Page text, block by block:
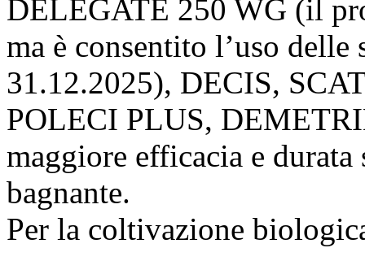
DELEGATE 250 WG (il
ma è consentito l’uso delle
31.12.2025), DECIS,
POLECI PLUS,
maggiore efficacia e
bagnante.
Per la coltivazione